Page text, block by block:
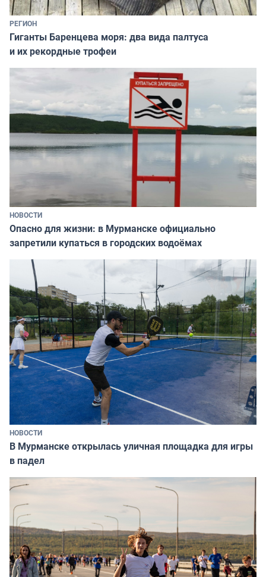
РЕГИОН
Гиганты Баренцева моря: два вида палтуса
и их рекордные трофеи
НОВОСТИ
Опасно для жизни: в Мурманске официально
запретили купаться в городских водоёмах
НОВОСТИ
В Мурманске открылась уличная площадка для игры
в падел